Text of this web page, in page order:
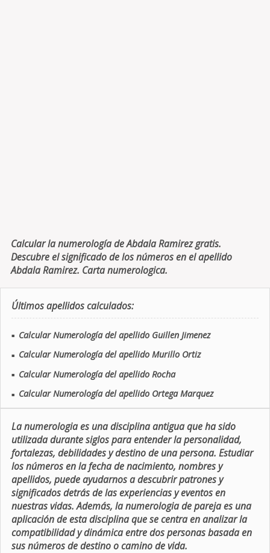
Calcular la numerología de Abdala Ramirez gratis.
Descubre el significado de los números en el apellido
Abdala Ramirez. Carta numerologica.
Últimos apellidos calculados:
■ Calcular Numerología del apellido Guillen Jimenez
■ Calcular Numerología del apellido Murillo Ortiz
■ Calcular Numerología del apellido Rocha
■ Calcular Numerología del apellido Ortega Marquez
La numerologia es una disciplina antigua que ha sido
utilizada durante siglos para entender la personalidad,
fortalezas, debilidades y destino de una persona. Estudiar
los números en la fecha de nacimiento, nombres y
apellidos, puede ayudarnos a descubrir patrones y
significados detrás de las experiencias y eventos en
nuestras vidas. Además, la numerologia de pareja es una
aplicación de esta disciplina que se centra en analizar la
compatibilidad y dinámica entre dos personas basada en
sus números de destino o camino de vida.